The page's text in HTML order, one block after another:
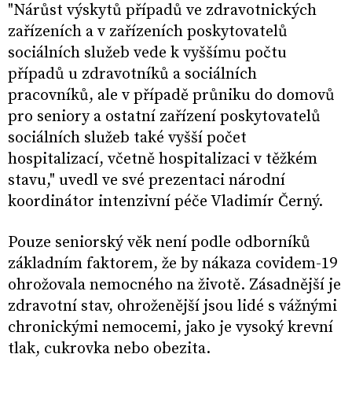
"Nárůst výskytů případů ve zdravotnických
zařízeních a v zařízeních poskytovatelů
sociálních služeb vede k vyššímu počtu
případů u zdravotníků a sociálních
pracovníků, ale v případě průniku do domovů
pro seniory a ostatní zařízení poskytovatelů
sociálních služeb také vyšší počet
hospitalizací, včetně hospitalizaci v těžkém
stavu," uvedl ve své prezentaci národní
koordinátor intenzivní péče Vladimír Černý.
Pouze seniorský věk není podle odborníků
základním faktorem, že by nákaza covidem-19
ohrožovala nemocného na životě. Zásadnější je
zdravotní stav, ohroženější jsou lidé s vážnými
chronickými nemocemi, jako je vysoký krevní
tlak, cukrovka nebo obezita.